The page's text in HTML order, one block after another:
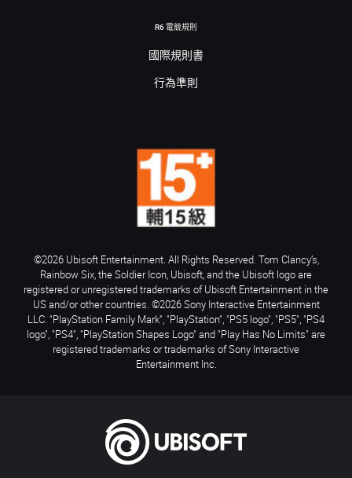
R6 電競規則
國際規則書
行為準則
©2026 Ubisoft Entertainment. All Rights Reserved. Tom Clancy’s,
Rainbow Six, the Soldier Icon, Ubisoft, and the Ubisoft logo are
registered or unregistered trademarks of Ubisoft Entertainment in the
US and/or other countries. ©2026 Sony Interactive Entertainment
LLC. "PlayStation Family Mark", "PlayStation", "PS5 logo", "PS5", "PS4
logo", "PS4", "PlayStation Shapes Logo" and "Play Has No Limits" are
registered trademarks or trademarks of Sony Interactive
Entertainment Inc.